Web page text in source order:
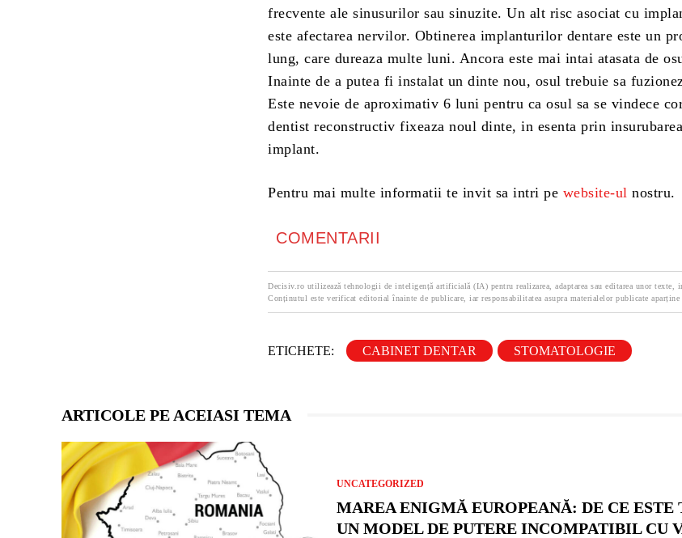
frecvente ale sinusurilor sau sinuzite. Un alt risc asociat cu
este afectarea nervilor. Obtinerea implanturilor dentare este un
lung, care dureaza multe luni. Ancora este mai intai atasata de
Inainte de a putea fi instalat un dinte nou, osul trebuie sa
Este nevoie de aproximativ 6 luni pentru ca osul sa se vindece
dentist reconstructiv fixeaza noul dinte, in esenta prin
implant.
Pentru mai multe informatii te invit sa intri pe website-ul nostru.
COMENTARII
Decisiv.ro utilizează tehnologii de inteligență artificială (IA) pentru realizarea, adaptarea sau editarea unor texte,
Conținutul este verificat editorial înainte de publicare, iar responsabilitatea asupra materialelor publicate aparține
ETICHETE: CABINET DENTAR STOMATOLOGIE
ARTICOLE PE ACEIASI TEMA
UNCATEGORIZED
MAREA ENIGMĂ EUROPEANĂ: DE CE ESTE
UN MODEL DE PUTERE INCOMPATIBIL CU